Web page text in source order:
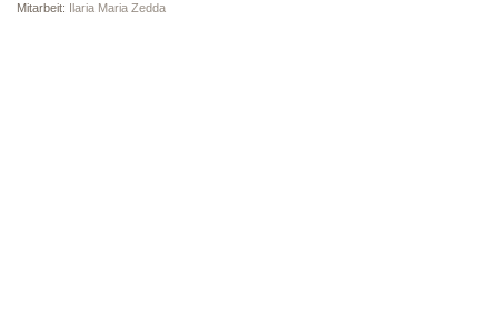
Mitarbeit: Ilaria Maria Zedda